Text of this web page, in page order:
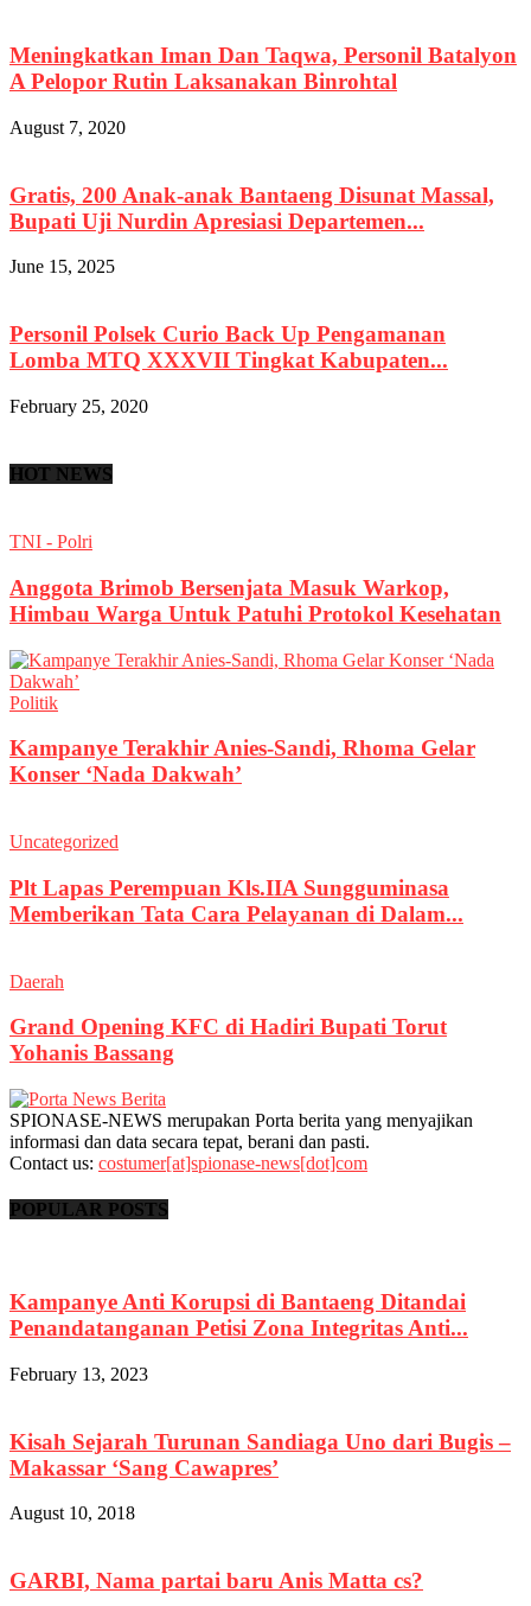
Meningkatkan Iman Dan Taqwa, Personil Batalyon
A Pelopor Rutin Laksanakan Binrohtal
August 7, 2020
Gratis, 200 Anak-anak Bantaeng Disunat Massal,
Bupati Uji Nurdin Apresiasi Departemen...
June 15, 2025
Personil Polsek Curio Back Up Pengamanan
Lomba MTQ XXXVII Tingkat Kabupaten...
February 25, 2020
HOT NEWS
TNI - Polri
Anggota Brimob Bersenjata Masuk Warkop,
Himbau Warga Untuk Patuhi Protokol Kesehatan
Politik
Kampanye Terakhir Anies-Sandi, Rhoma Gelar
Konser ‘Nada Dakwah’
Uncategorized
Plt Lapas Perempuan Kls.IIA Sungguminasa
Memberikan Tata Cara Pelayanan di Dalam...
Daerah
Grand Opening KFC di Hadiri Bupati Torut
Yohanis Bassang
SPIONASE-NEWS merupakan Porta berita yang menyajikan
informasi dan data secara tepat, berani dan pasti.
Contact us: costumer[at]spionase-news[dot]com
POPULAR POSTS
Kampanye Anti Korupsi di Bantaeng Ditandai
Penandatanganan Petisi Zona Integritas Anti...
February 13, 2023
Kisah Sejarah Turunan Sandiaga Uno dari Bugis –
Makassar ‘Sang Cawapres’
August 10, 2018
GARBI, Nama partai baru Anis Matta cs?